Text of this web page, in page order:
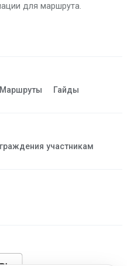
для маршрута.
Маршруты Гайды
участникам